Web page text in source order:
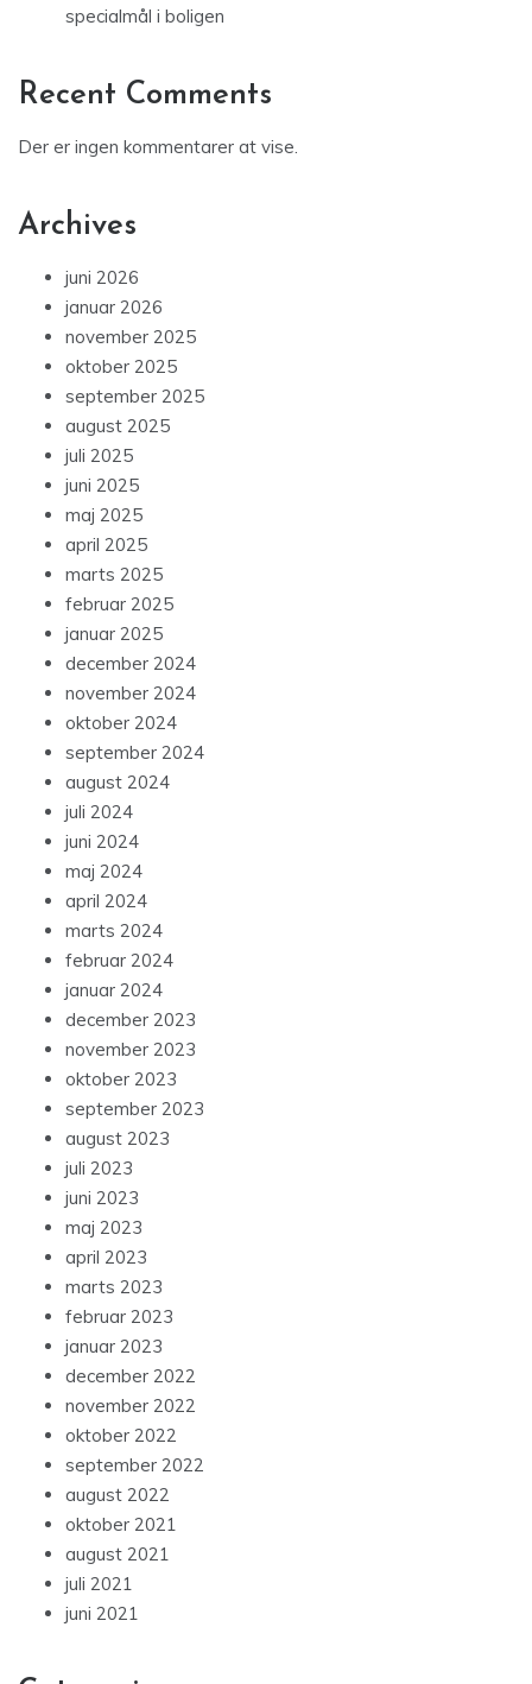
specialmål i boligen
Recent Comments
Der er ingen kommentarer at vise.
Archives
juni 2026
januar 2026
november 2025
oktober 2025
september 2025
august 2025
juli 2025
juni 2025
maj 2025
april 2025
marts 2025
februar 2025
januar 2025
december 2024
november 2024
oktober 2024
september 2024
august 2024
juli 2024
juni 2024
maj 2024
april 2024
marts 2024
februar 2024
januar 2024
december 2023
november 2023
oktober 2023
september 2023
august 2023
juli 2023
juni 2023
maj 2023
april 2023
marts 2023
februar 2023
januar 2023
december 2022
november 2022
oktober 2022
september 2022
august 2022
oktober 2021
august 2021
juli 2021
juni 2021